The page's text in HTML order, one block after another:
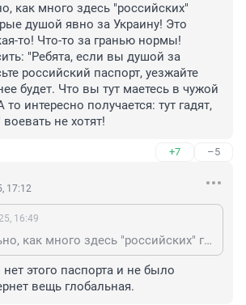
как много здесь "российских"
душой явно за Украину! Это
то! Что-то за гранью нормы!
"Ребята, если вы душой за
российский паспорт, уезжайте
будет. Что вы тут маетесь в чужой
то интересно получается: тут гадят,
не хотят!
+7 –5
17:12
16:49
Примечательно, как много здесь "российских" граждан, которые душой явно за Украину! Это патология какая-то! Что-то за гранью нормы! Хочется спросить: "Ребята, если вы душой за Украину - бросьте российский паспорт, уезжайте туда, это честнее будет. Что вы тут маетесь в чужой вам стране?" А то интересно получается: тут гадят, но за "нэньку" воевать не хотят!
этого паспорта и не было
вещь глобальная.